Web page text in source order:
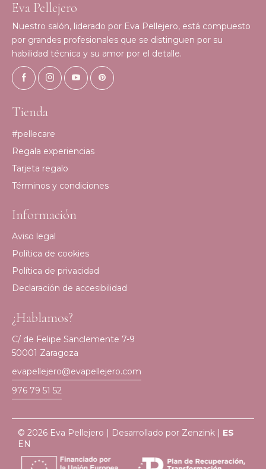
Eva Pellejero
Nuestro salón, liderado por Eva Pellejero, está compuesto
por grandes profesionales que se distinguen por su
habilidad técnica y su amor por el detalle.
Tienda
#pellecare
Regala experiencias
Tarjeta regalo
Términos y condiciones
Información
Aviso legal
Política de cookies
Política de privacidad
Declaración de accesibilidad
¿Hablamos?
C/ de Felipe Sanclemente 7-9
50001 Zaragoza
evapellejero@evapellejero.com
976 79 51 52
© 2026 Eva Pellejero | Desarrollado por Zenzink | ES
EN